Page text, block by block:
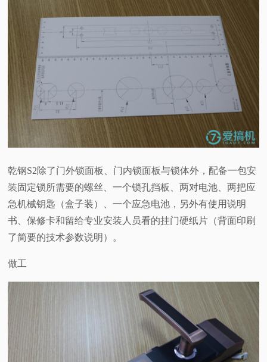
乾钢S2除了门外锁面板、门内锁面板与锁体外，配备一包安
装固定锁所需要的螺丝、一个锁孔挡板、两对电池、两把应
急机械钥匙（盒子装）、一个应急电池，另外有使用说明
书、保修卡和留给专业安装人员看的挂门硬纸片（背面印刷
了简要的技术参数说明）。
做工